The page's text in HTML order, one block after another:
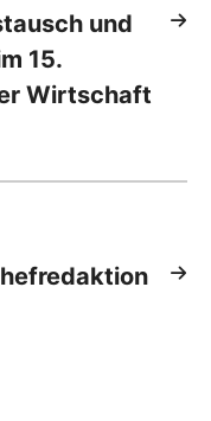
und
15.
Wirtschaft